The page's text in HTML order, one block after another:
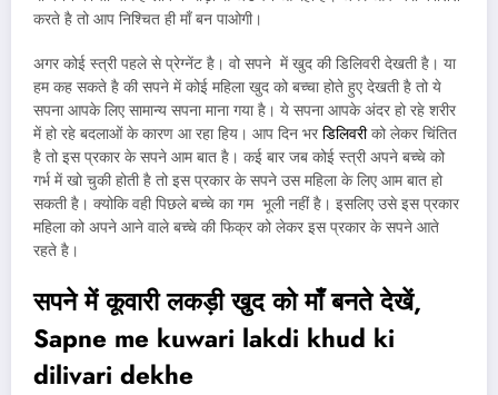
करते है तो आप निश्चित ही माँ बन पाओगी।
अगर कोई स्त्री पहले से प्रेग्नेंट है। वो सपने में खुद की डिलिवरी देखती है। या
हम कह सकते है की सपने में कोई महिला खुद को बच्चा होते हुए देखती है तो ये
सपना आपके लिए सामान्य सपना माना गया है। ये सपना आपके अंदर हो रहे शरीर
में हो रहे बदलाओं के कारण आ रहा हिय। आप दिन भर डिलिवरीको लेकर चिंतित
है तो इस प्रकार के सपने आम बात है। कई बार जब कोई स्त्री अपने बच्चे को
गर्भ में खो चुकी होती है तो इस प्रकार के सपने उस महिला के लिए आम बात हो
सकती है। क्योकि वही पिछले बच्चे का गम भूली नहीं है। इसलिए उसे इस प्रकार
महिला को अपने आने वाले बच्चे की फिक्र को लेकर इस प्रकार के सपने आते
रहते है।
सपने में कूवारी लकड़ी खुद को माँ बनते देखें,
Sapne me kuwari lakdi khud ki
dilivari dekhe